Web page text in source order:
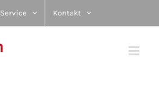
Service Kontakt